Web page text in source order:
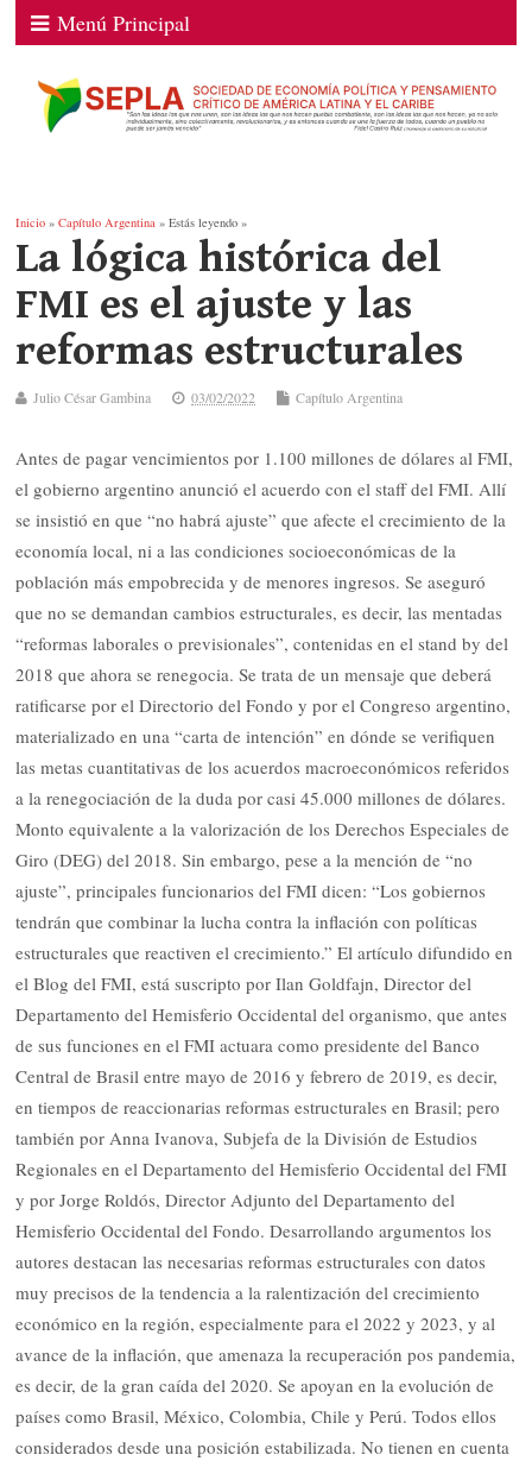
Menú Principal
Inicio »Capítulo Argentina » Estás leyendo »
La lógica histórica del
FMI es el ajuste y las
reformas estructurales
Julio César Gambina 03/02/2022 Capítulo Argentina
Antes de pagar vencimientos por 1.100 millones de dólares al FMI,
el gobierno argentino anunció el acuerdo con el staff del FMI. Allí
se insistió en que “no habrá ajuste” que afecte el crecimiento de la
economía local, ni a las condiciones socioeconómicas de la
población más empobrecida y de menores ingresos. Se aseguró
que no se demandan cambios estructurales, es decir, las mentadas
“reformas laborales o previsionales”, contenidas en el stand by del
2018 que ahora se renegocia. Se trata de un mensaje que deberá
ratificarse por el Directorio del Fondo y por el Congreso argentino,
materializado en una “carta de intención” en dónde se verifiquen
las metas cuantitativas de los acuerdos macroeconómicos referidos
a la renegociación de la duda por casi 45.000 millones de dólares.
Monto equivalente a la valorización de los Derechos Especiales de
Giro (DEG) del 2018. Sin embargo, pese a la mención de “no
ajuste”, principales funcionarios del FMI dicen: “Los gobiernos
tendrán que combinar la lucha contra la inflación con políticas
estructurales que reactiven el crecimiento.” El artículo difundido en
el Blog del FMI, está suscripto por Ilan Goldfajn, Director del
Departamento del Hemisferio Occidental del organismo, que antes
de sus funciones en el FMI actuara como presidente del Banco
Central de Brasil entre mayo de 2016 y febrero de 2019, es decir,
en tiempos de reaccionarias reformas estructurales en Brasil; pero
también por Anna Ivanova, Subjefa de la División de Estudios
Regionales en el Departamento del Hemisferio Occidental del FMI
y por Jorge Roldós, Director Adjunto del Departamento del
Hemisferio Occidental del Fondo. Desarrollando argumentos los
autores destacan las necesarias reformas estructurales con datos
muy precisos de la tendencia a la ralentización del crecimiento
económico en la región, especialmente para el 2022 y 2023, y al
avance de la inflación, que amenaza la recuperación pos pandemia,
es decir, de la gran caída del 2020. Se apoyan en la evolución de
países como Brasil, México, Colombia, Chile y Perú. Todos ellos
considerados desde una posición estabilizada. No tienen en cuenta